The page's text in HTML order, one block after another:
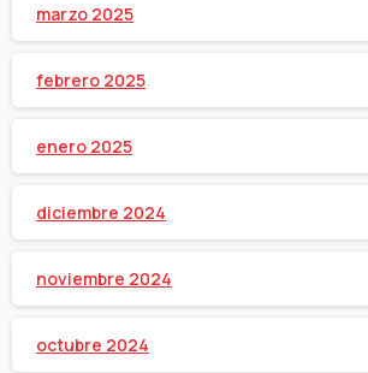
marzo 2025
febrero 2025
enero 2025
diciembre 2024
noviembre 2024
octubre 2024